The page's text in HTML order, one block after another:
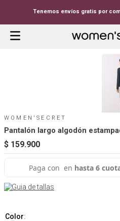
Tenemos envíos gratis por
WOMEN'SECRET
Pantalón largo algodón
$ 159.900
Guia de tallas
Color: